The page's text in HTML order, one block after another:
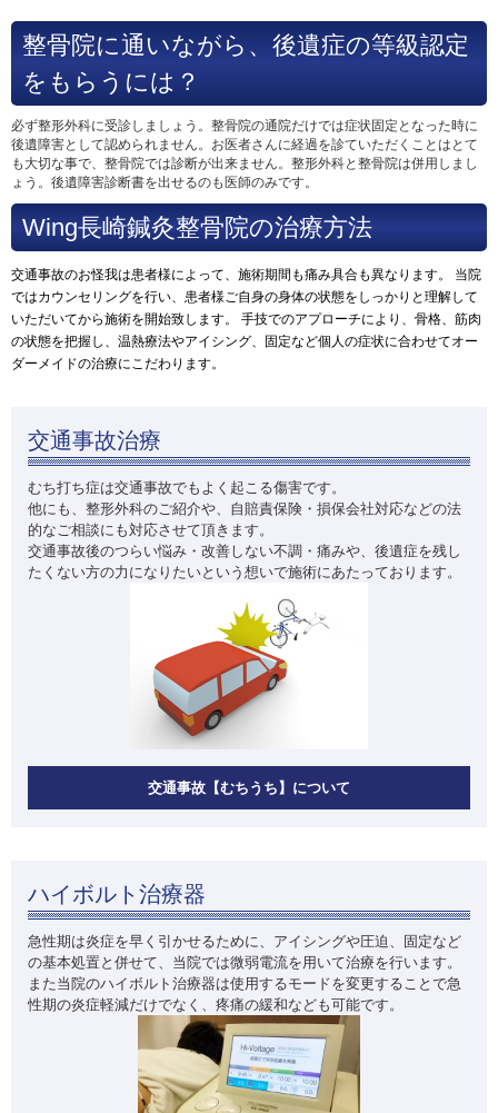
整骨院に通いながら、後遺症の等級認定
をもらうには？
必ず整形外科に受診しましょう。整骨院の通院だけでは症状固定となった時に
後遺障害として認められません。お医者さんに経過を診ていただくことはとて
も大切な事で、整骨院では診断が出来ません。整形外科と整骨院は併用しまし
ょう。後遺障害診断書を出せるのも医師のみです。
Wing長崎鍼灸整骨院の治療方法
交通事故のお怪我は患者様によって、施術期間も痛み具合も異なります。 当院
ではカウンセリングを行い、患者様ご自身の身体の状態をしっかりと理解して
いただいてから施術を開始致します。 手技でのアプローチにより、骨格、筋肉
の状態を把握し、温熱療法やアイシング、固定など個人の症状に合わせてオー
ダーメイドの治療にこだわります。
交通事故治療
むち打ち症は交通事故でもよく起こる傷害です。
他にも、整形外科のご紹介や、自賠責保険・損保会社対応などの法
的なご相談にも対応させて頂きます。
交通事故後のつらい悩み・改善しない不調・痛みや、後遺症を残し
たくない方の力になりたいという想いで施術にあたっております。
交通事故【むちうち】について
ハイボルト治療器
急性期は炎症を早く引かせるために、アイシングや圧迫、固定など
の基本処置と併せて、当院では微弱電流を用いて治療を行います。
また当院のハイボルト治療器は使用するモードを変更することで急
性期の炎症軽減だけでなく、疼痛の緩和なども可能です。